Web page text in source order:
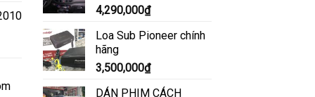
4,290,000₫
Loa Sub Pioneer chính
hãng
3,500,000₫
DÁN PHIM CÁCH